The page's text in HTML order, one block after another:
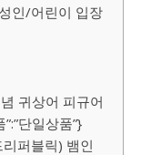
인/어린이 입장
귀상어 피규어
단일상품”}
퍼블릭) 뱀인